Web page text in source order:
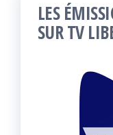
LES
SUR TV